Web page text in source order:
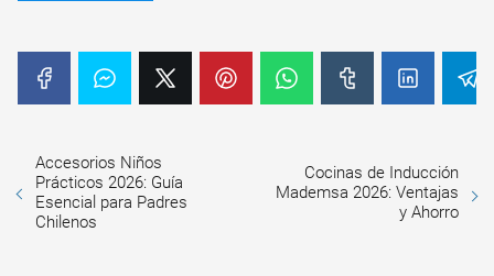
Accesorios Niños
Prácticos 2026: Guía
Esencial para Padres
Chilenos
Cocinas de Inducción
Mademsa 2026: Ventajas
y Ahorro